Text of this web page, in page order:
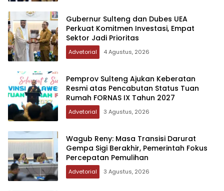
Gubernur Sulteng dan Dubes UEA
Perkuat Komitmen Investasi, Empat
Sektor Jadi Prioritas
Advetorial 4 Agustus, 2026
Pemprov Sulteng Ajukan Keberatan
Resmi atas Pencabutan Status Tuan
Rumah FORNAS IX Tahun 2027
Advetorial 3 Agustus, 2026
Wagub Reny: Masa Transisi Darurat
Gempa Sigi Berakhir, Pemerintah Fokus
Percepatan Pemulihan
Advetorial 3 Agustus, 2026